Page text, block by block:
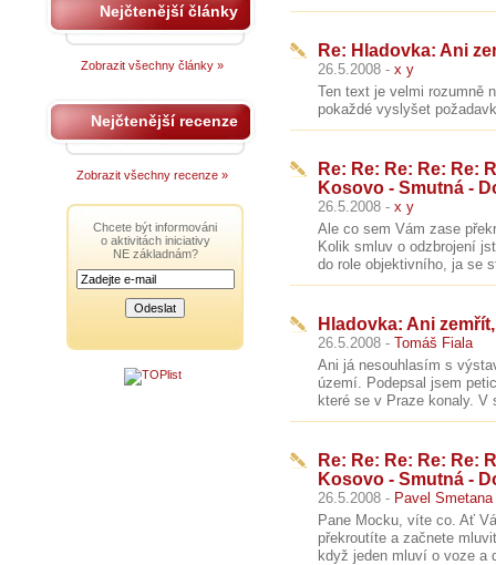
Re: Hladovka: Ani
26.5.2008 - x y
Ten text je velmi rozumně
pokaždé vyslyšet
Re: Re: Re: Re: Re:
Kosovo - Smutná -
26.5.2008 - x y
Ale co sem Vám zase
Kolik smluv o odzbrojení
do role objektivního, ja se
Hladovka: Ani
26.5.2008 - Tomáš Fiala
Ani já nesouhlasím s
území. Podepsal jsem
které se v Praze konaly. V
Re: Re: Re: Re: Re:
Kosovo - Smutná -
26.5.2008 - Pavel Smetana
Pane Mocku, víte co. Ať
překroutíte a začnete
když jeden mluví o voze a
Nejčtenější články
Zobrazit všechny články »
Nejčtenější recenze
Zobrazit všechny recenze »
Chcete být informováni
o aktivitách iniciativy
NE základnám?